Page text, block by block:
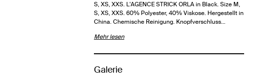
S, XS, XXS. L'AGENCE STRICK ORLA in Black. Size M,
S, XS, XXS. 60% Polyester, 40% Viskose. Hergestellt in
China. Chemische Reinigung. Knopfverschluss…
Mehr lesen
Galerie